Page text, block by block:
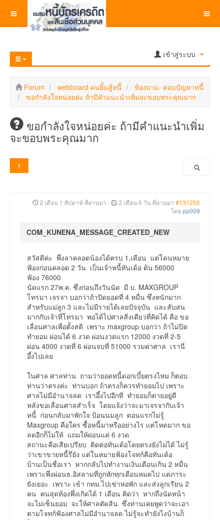
เข้าสู่ระบบ
Forum webboard คนยิ้มสู้หนี้
ห้องถาม- ตอบปัญหาหนี้
ขอกำลังใจหน่อยค่ะ ถ้ามีคำแนะนำเพิ่มจะขอบพระคุณมาก
ขอกำลังใจหน่อยค่ะ ถ้ามีคำแนะนำเพิ่ม
จะขอบพระคุณมาก
1
2 เดือน 1 สัปดาห์ ที่ผ่านมา - 2 เดือน 6 วัน ที่ผ่านมา #131250
โดย pp009
COM_KUNENA_MESSAGE_CREATED_NEW
สวัสดีค่ะ พึ่งลาคลอดน้องได้ครบ 1,เดือน แต่โดนหมาย
ฟ้องก่อนคลอด 2 วัน เป็นเจ้าหนี้ทันเด้อ ต้น 56000
ฟ้อง 76000
นัดแรก 27พ.ค. ซึ่งก่อนถึงวันนัด มี บ. MAXGROUP
โทรมา เจรจา บอกว่าถ้าปิดยอดที่ 4 หมื่น ซึ่งหนักมาก
สำหรับแม่ลูก 3 และไม่มีรายได้เลยปัจจุบัน และสับสน
มากกับเจ้าที่โทรมา พอได้ไปศาลสิ่งเดียวที่คิดได้ คือ ขอ
เลื่อนศาลเพื่อตั้งสติ เพราะ maxgroup บอกว่า ถ้าไม่ปิด
ทำยอม ผ่อนได้ 6 งวด ผ่อนงวดแรก 12000 งวดที่ 2-5
ผ่อน 4000 งวดที่ 6 ผ่อนจบที่ 51000 รวมค่าศาล เรานี่
อึ้งไปเลย
ในศาล ศาลท่าน ถามว่ายอดหนี้ดอกเบี้ยตรงไหม ก็ตอบ
ท่านว่าตรงค่ะ ท่านบอก ถ้าตรงก็ควรทำยอมไป เพราะ
ศาลไม่มีอำนาจลด เราอึ้งไปอีกที ทำยอมก็ตายอยู่ดี
หลังขอเลื่อนศาลสำเร็จ โดยแจ้งว่าจะมาเจรจากับเจ้า
หนี้ ก่อนกลับมาพักใจ ป้อนนมลูก ตอนแรกไม่รู้
Maxgroup คือใคร ซื้อหนี้มาหรืออย่างไร แต่โหดมาก ขอ
ลดอีกก็ไม่ให้ แถมให้ผ่อนแค่ 6 งวด
สถานะคือเสียเปรียบ ติดต่อทันเด้อโดยตรงยังไม่ได้ ไม่รู้
ว่าเขาขายหนี้รึยัง แต่ในหมายฟ้องโจทก์คือทันเด้อ
บ้านเป็นชื่อเรา หากกลับไปทำงานเงินเดือนเกิน 2 หมื่น
เพราะพึ่งผ่อนธ.อิสลามที่ถูกหักทุกเดือนหมดไป แต่ภาระ
ยังเยอะ เพราะ เข้า กทม.ไปเช่าหอพัก และส่งลูกเรียน 2
คน คนสุดท้องพึ่งเกิดได้ 1 เดือน คิดว่า หากถึงนัดหน้า
จะไม่เซ็นยอม จะให้ศาลตัดสิน ซึ่งท่านเคยพูดว่าจะเอา
ตามโจทก์ฟ้องศาลไม่มีอำนาจลด ไม่รู้จะทำยังไงบ้านก็